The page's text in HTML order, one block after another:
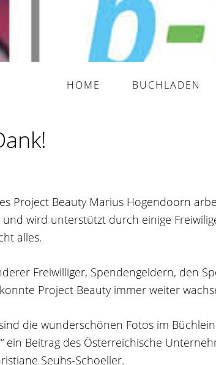
HOME BUCHLADEN
Project Beauty Marius Hogendoorn
wird unterstützt durch einige
alles.
Freiwilliger, Spendengeldern, den
Project Beauty immer weiter
die wunderschönen Fotos im
ein Beitrag des Österreichische
Seuhs-Schoeller.